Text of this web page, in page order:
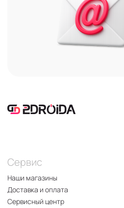
Сервис
Наши магазины
Доставка и оплата
Сервисный центр